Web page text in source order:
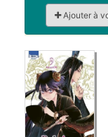
Ajouter à